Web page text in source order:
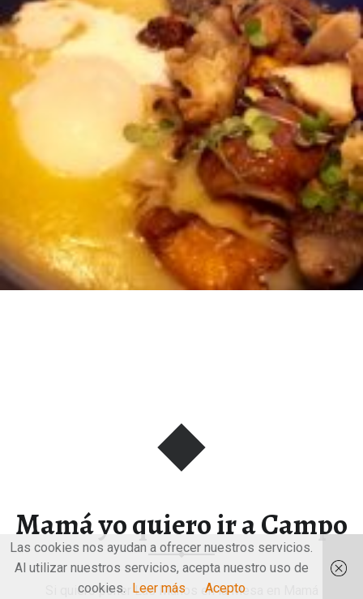
Mamá yo quiero ir a Campo
Si quiero poner Las Manos en la Mesa en Mamá
Las cookies nos ayudan a ofrecer nuestros servicios.
Al utilizar nuestros servicios, acepta nuestro uso de
cookies. Leer más Acepto